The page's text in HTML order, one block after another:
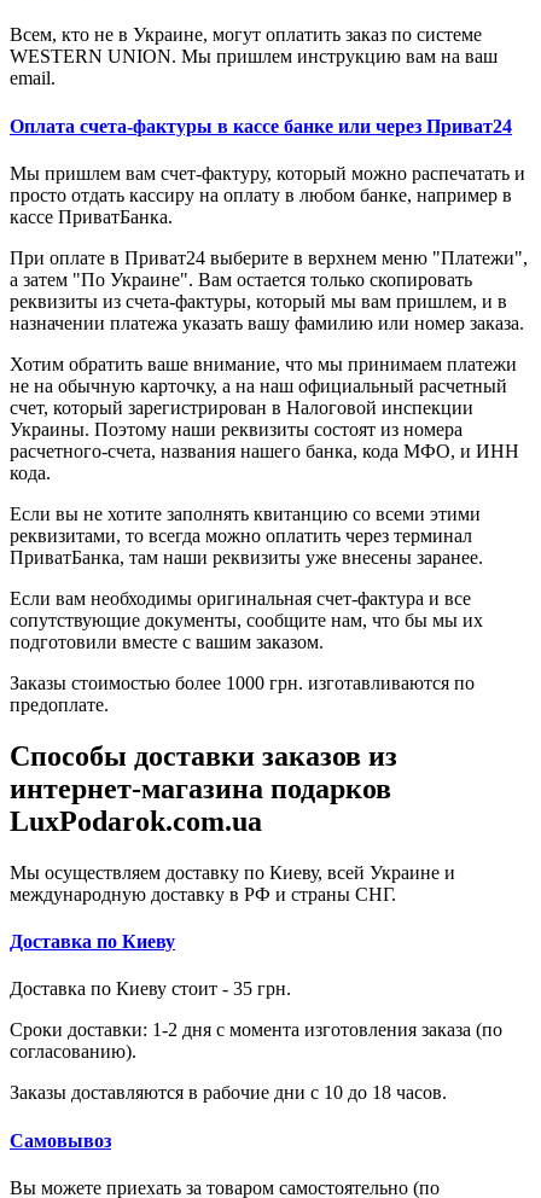
Всем, кто не в Украине, могут оплатить заказ по системе
WESTERN UNION. Мы пришлем инструкцию вам на ваш
email.
Оплата счета-фактуры в кассе банке или через Приват24
Мы пришлем вам счет-фактуру, который можно распечатать и
просто отдать кассиру на оплату в любом банке, например в
кассе ПриватБанка.
При оплате в Приват24 выберите в верхнем меню "Платежи",
а затем "По Украине". Вам остается только скопировать
реквизиты из счета-фактуры, который мы вам пришлем, и в
назначении платежа указать вашу фамилию или номер заказа.
Хотим обратить ваше внимание, что мы принимаем платежи
не на обычную карточку, а на наш официальный расчетный
счет, который зарегистрирован в Налоговой инспекции
Украины. Поэтому наши реквизиты состоят из номера
расчетного-счета, названия нашего банка, кода МФО, и ИНН
кода.
Если вы не хотите заполнять квитанцию со всеми этими
реквизитами, то всегда можно оплатить через терминал
ПриватБанка, там наши реквизиты уже внесены заранее.
Если вам необходимы оригинальная счет-фактура и все
сопутствующие документы, сообщите нам, что бы мы их
подготовили вместе с вашим заказом.
Заказы стоимостью более 1000 грн. изготавливаются по
предоплате.
Способы доставки заказов из
интернет-магазина подарков
LuxPodarok.com.ua
Мы осуществляем доставку по Киеву, всей Украине и
международную доставку в РФ и страны СНГ.
Доставка по Киеву
Доставка по Киеву стоит - 35 грн.
Сроки доставки: 1-2 дня с момента изготовления заказа (по
согласованию).
Заказы доставляются в рабочие дни с 10 до 18 часов.
Самовывоз
Вы можете приехать за товаром самостоятельно (по